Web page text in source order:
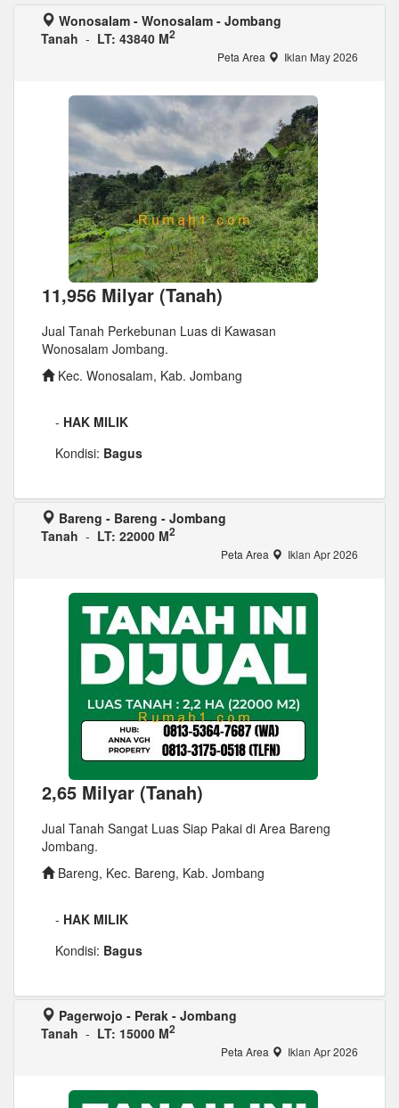
Wonosalam - Wonosalam - Jombang
Tanah - LT: 43840 M2
Peta Area Iklan May 2026
11,956 Milyar (Tanah)
Jual Tanah Perkebunan Luas di Kawasan
Wonosalam Jombang.
Kec. Wonosalam, Kab. Jombang
- HAK MILIK
Kondisi: Bagus
Bareng - Bareng - Jombang
Tanah - LT: 22000 M2
Peta Area Iklan Apr 2026
2,65 Milyar (Tanah)
Jual Tanah Sangat Luas Siap Pakai di Area Bareng
Jombang.
Bareng, Kec. Bareng, Kab. Jombang
- HAK MILIK
Kondisi: Bagus
Pagerwojo - Perak - Jombang
Tanah - LT: 15000 M2
Peta Area Iklan Apr 2026